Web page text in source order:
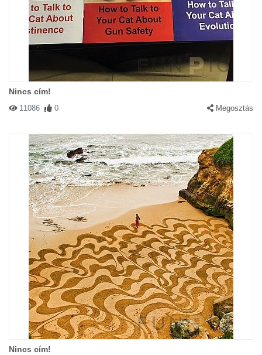
Nincs cím!
11086 0 Megosztás
Nincs cím!